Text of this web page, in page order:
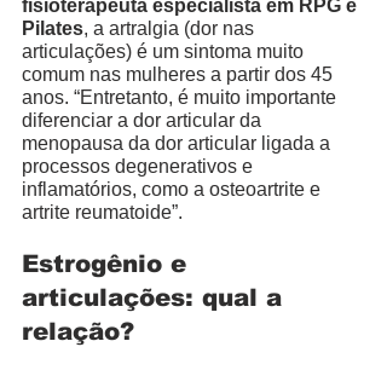
fisioterapeuta especialista em RPG e
Pilates, a artralgia (dor nas
articulações) é um sintoma muito
comum nas mulheres a partir dos 45
anos. “Entretanto, é muito importante
diferenciar a dor articular da
menopausa da dor articular ligada a
processos degenerativos e
inflamatórios, como a osteoartrite e
artrite reumatoide”.
Estrogênio e
articulações: qual a
relação?